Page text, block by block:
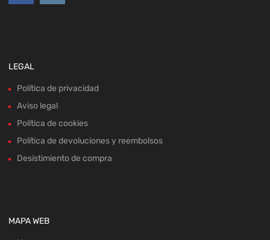
LEGAL
Política de privacidad
Aviso legal
Política de cookies
Política de devoluciones y reembolsos
Desistimiento de compra
MAPA WEB